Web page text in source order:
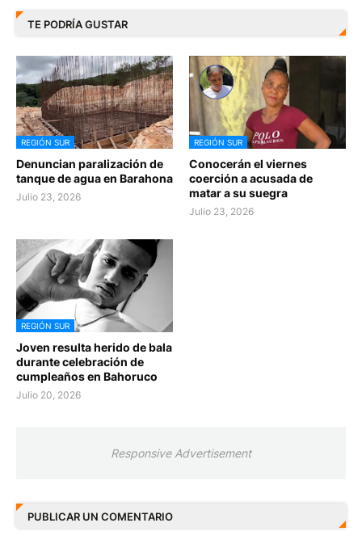
TE PODRÍA GUSTAR
REGIÓN SUR
Denuncian paralización de
tanque de agua en Barahona
Julio 23, 2026
REGIÓN SUR
Conocerán el viernes
coerción a acusada de
matar a su suegra
Julio 23, 2026
REGIÓN SUR
Joven resulta herido de bala
durante celebración de
cumpleaños en Bahoruco
Julio 20, 2026
Responsive Advertisement
PUBLICAR UN COMENTARIO